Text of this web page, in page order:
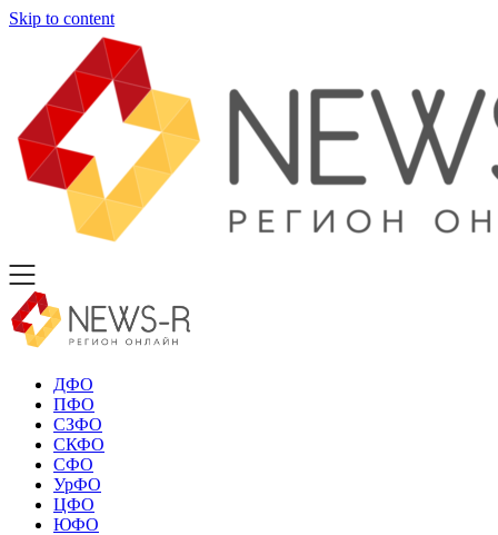
Skip to content
ДФО
ПФО
СЗФО
СКФО
СФО
УрФО
ЦФО
ЮФО